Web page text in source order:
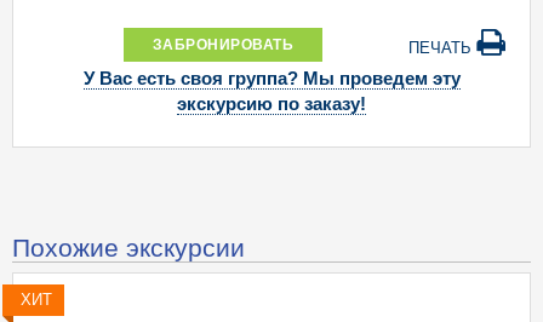
ЗАБРОНИРОВАТЬ ПЕЧАТЬ
У Вас есть своя группа? Мы проведем эту
экскурсию по заказу!
Похожие экскурсии
ХИТ